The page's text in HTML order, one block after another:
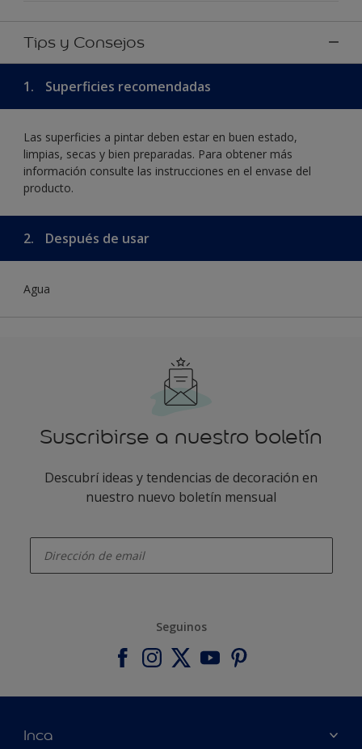
Tips y Consejos
1. Superficies recomendadas
Las superficies a pintar deben estar en buen estado,
limpias, secas y bien preparadas. Para obtener más
información consulte las instrucciones en el envase del
producto.
2. Después de usar
Agua
Suscribirse a nuestro boletín
Descubrí ideas y tendencias de decoración en
nuestro nuevo boletín mensual
Seguinos
Inca